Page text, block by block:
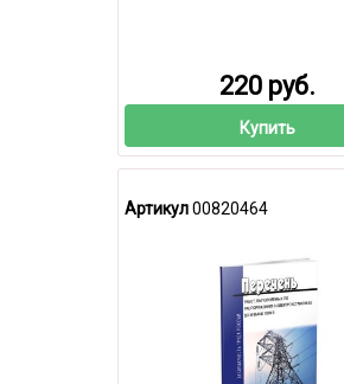
220 руб.
Купить
Артикул00820464